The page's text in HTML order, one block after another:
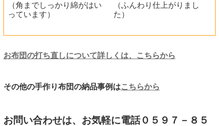
（角までしっかり綿がはい
っています）
（ふんわり仕上がりまし
た）
お布団の打ち直しについて詳しくは、こちらから
その他の手作り布団の納品事例はこちらから
お問い合わせは、お気軽に電話０５９７－８５